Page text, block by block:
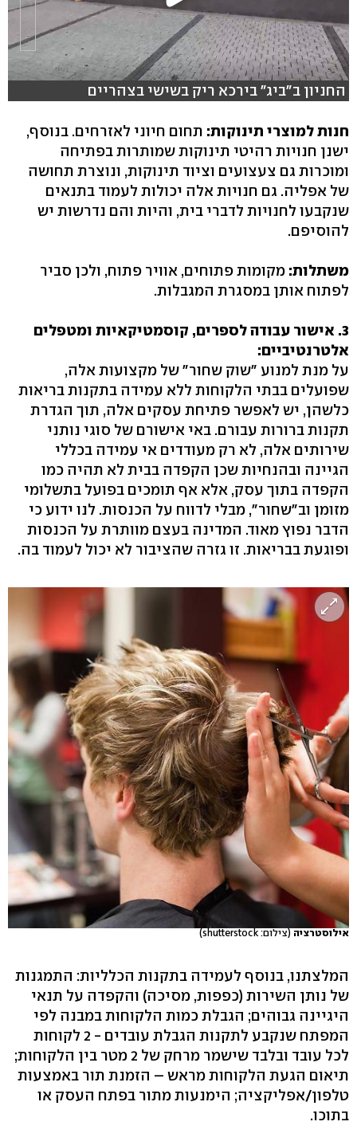
החניון ב"ביג" בירכא ריק בשישי בצהריים
חנות למוצרי תינוקות: תחום חיוני לאזרחים. בנוסף,
ישנן חנויות רהיטי תינוקות שמותרות בפתיחה
ומוכרות גם צעצועים וציוד תינוקות, ונוצרת תחושה
של אפליה. גם חנויות אלה יכולות לעמוד בתנאים
שנקבעו לחנויות לדברי בית, והיות והם נדרשות יש
להוסיפם.
משתלות: מקומות פתוחים, אוויר פתוח, ולכן סביר
לפתוח אותן במסגרת המגבלות.
3. אישור עבודה לספרים, קוסמטיקאיות ומטפלים
אלטרנטיביים:
על מנת למנוע "שוק שחור" של מקצועות אלה,
שפועלים בבתי הלקוחות ללא עמידה בתקנות בריאות
כלשהן, יש לאפשר פתיחת עסקים אלה, תוך הגדרת
תקנות ברורות עבורם. באי אישורם של סוגי נותני
שירותים אלה, לא רק מעודדים אי עמידה בכללי
הגיינה ובהנחיות שכן הקפדה בבית לא תהיה כמו
הקפדה בתוך עסק, אלא אף תומכים בפועל בתשלומי
מזומן וב"שחור", מבלי לדווח על הכנסות. לנו ידוע כי
הדבר נפוץ מאוד. המדינה בעצם מוותרת על הכנסות
ופוגעת בבריאות. זו גזרה שהציבור לא יכול לעמוד בה.
אילוסטרציה (צילום: shutterstock)
המלצתנו, בנוסף לעמידה בתקנות הכלליות: התמגנות
של נותן השירות (כפפות, מסיכה) והקפדה על תנאי
היגיינה גבוהים; הגבלת כמות הלקוחות במבנה לפי
המפתח שנקבע לתקנות הגבלת עובדים - 2 לקוחות
לכל עובד ובלבד שישמר מרחק של 2 מטר בין הלקוחות;
תיאום הגעת הלקוחות מראש – הזמנת תור באמצעות
טלפון/אפליקציה; הימנעות מתור בפתח העסק או
בתוכו.